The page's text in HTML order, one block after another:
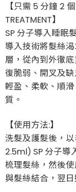
【只需 5 分鐘 2
TREATMENT】
SP 分子導入睡眠
導入技術將髮絲
層，從內到外徹
復脆弱、開叉及
輕盈、柔軟、順
質。
【使用方法:】
洗髮及護髮後，
2.5ml) SP 分子導
梳理髮絲，然後
與髮絲結合，翌